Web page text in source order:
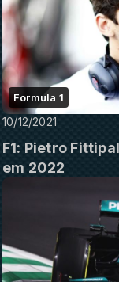
Formula 1
10/12/2021
F1: Pietro
em 2022